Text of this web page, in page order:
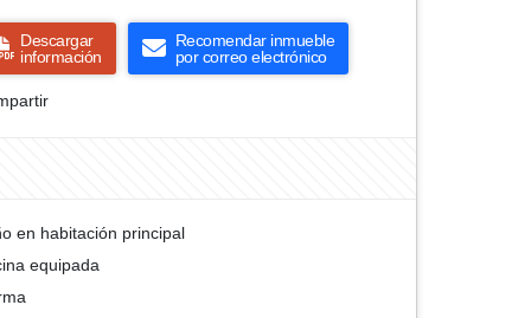
Descargar
información
Recomendar inmueble
por correo electrónico
en habitación principal
equipada